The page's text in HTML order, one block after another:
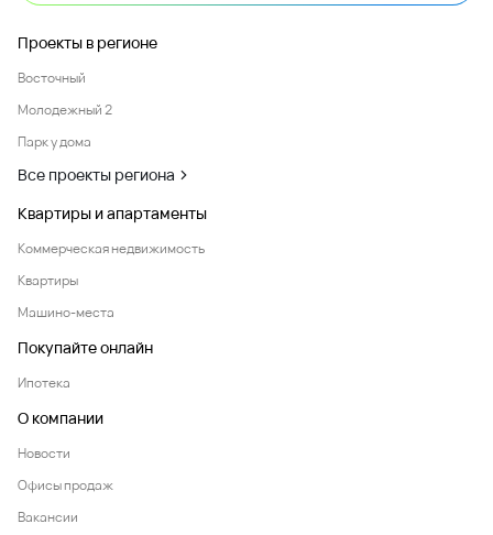
Проекты в регионе
Восточный
Молодежный 2
Парк у дома
Все проекты региона
Квартиры и апартаменты
Коммерческая недвижимость
Квартиры
Машино-места
Покупайте онлайн
Ипотека
О компании
Новости
Офисы продаж
Вакансии